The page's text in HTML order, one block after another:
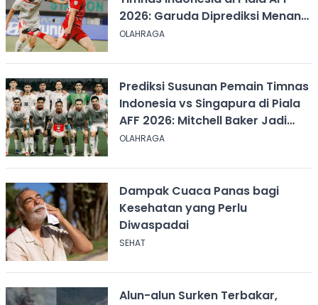
2026: Garuda Diprediksi Menang
Tipis
OLAHRAGA
Prediksi Susunan Pemain Timnas
Indonesia vs Singapura di Piala
AFF 2026: Mitchell Baker Jadi
Andalan Lini Depan
OLAHRAGA
Dampak Cuaca Panas bagi
Kesehatan yang Perlu
Diwaspadai
SEHAT
Alun-alun Surken Terbakar,